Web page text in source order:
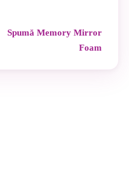
Spumă Memory Mirror
Foam